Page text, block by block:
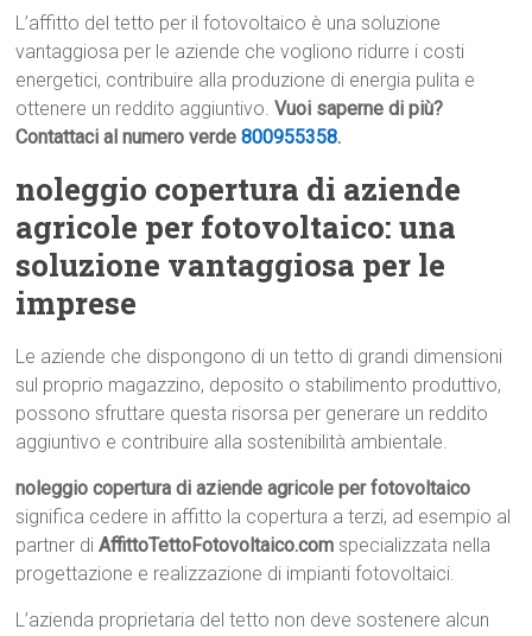
L’affitto del tetto per il fotovoltaico è una soluzione
vantaggiosa per le aziende che vogliono ridurre i costi
energetici, contribuire alla produzione di energia pulita e
ottenere un reddito aggiuntivo.Vuoi saperne di più?
Contattaci al numero verde800955358.
noleggio copertura di aziende
agricole per fotovoltaico: una
soluzione vantaggiosa per le
imprese
Le aziende che dispongono di un tetto di grandi dimensioni
sul proprio magazzino, deposito o stabilimento produttivo,
possono sfruttare questa risorsa per generare un reddito
aggiuntivo e contribuire alla sostenibilità ambientale.
noleggio copertura di aziende agricole per fotovoltaico
significa cedere in affitto la copertura a terzi, ad esempio al
partner diAffittoTettoFotovoltaico.com specializzata nella
progettazione e realizzazione di impianti fotovoltaici.
L’azienda proprietaria del tetto non deve sostenere alcun